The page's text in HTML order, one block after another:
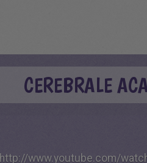
CEREBRALE
http://www.youtube.com/